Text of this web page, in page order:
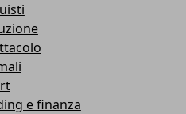
e finanza